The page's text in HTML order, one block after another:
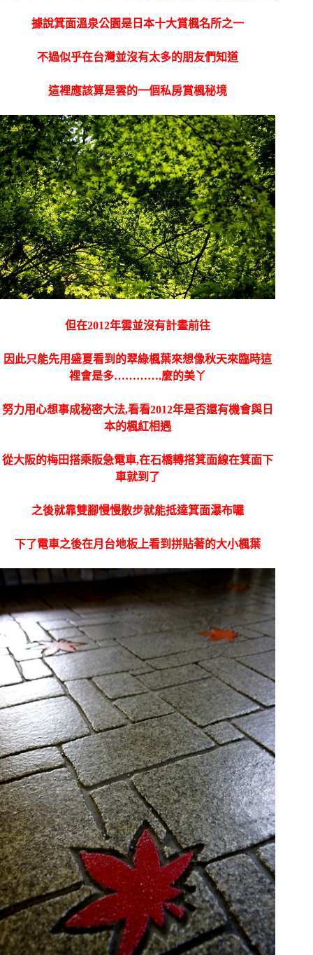
據說箕面溫泉公園是日本十大賞楓名所之一
不過似乎在台灣並沒有太多的朋友們知道
這裡應該算是雲的一個私房賞楓秘境
但在2012年雲並沒有計畫前往
因此只能先用盛夏看到的翠綠楓葉來想像秋天來臨時這
裡會是多………….麼的美丫
努力用心想事成秘密大法,看看2012年是否還有機會與日
本的楓紅相遇
從大阪的梅田搭乘阪急電車,在石橋轉搭箕面線在箕面下
車就到了
之後就靠雙腳慢慢散步就能抵達箕面瀑布囉
下了電車之後在月台地板上看到拼貼著的大小楓葉